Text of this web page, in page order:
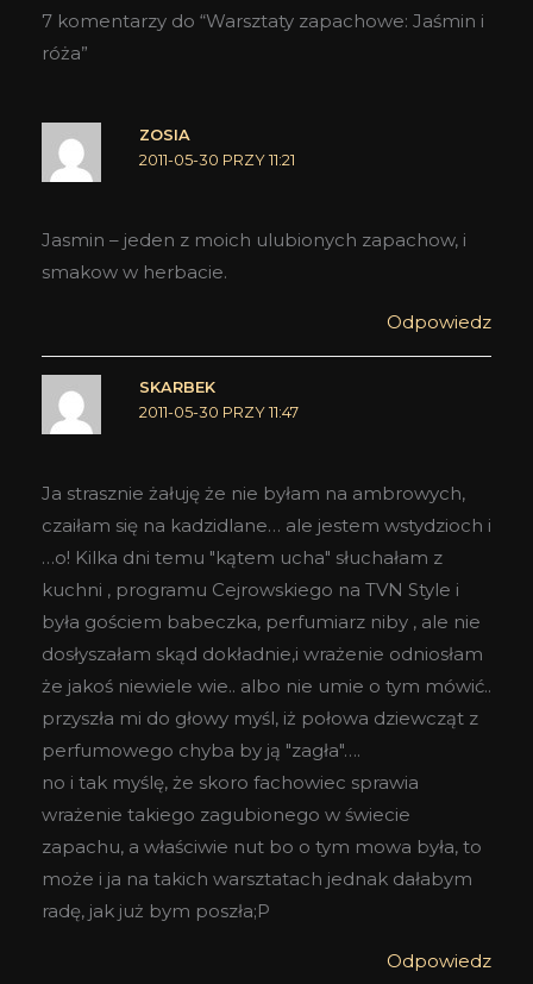
7 komentarzy do “Warsztaty zapachowe: Jaśmin i
róża”
ZOSIA
2011-05-30 PRZY 11:21
Jasmin – jeden z moich ulubionych zapachow, i
smakow w herbacie.
Odpowiedz
SKARBEK
2011-05-30 PRZY 11:47
Ja strasznie żałuję że nie byłam na ambrowych,
czaiłam się na kadzidlane… ale jestem wstydzioch i
…o! Kilka dni temu "kątem ucha" słuchałam z
kuchni , programu Cejrowskiego na TVN Style i
była gościem babeczka, perfumiarz niby , ale nie
dosłyszałam skąd dokładnie,i wrażenie odniosłam
że jakoś niewiele wie.. albo nie umie o tym mówić..
przyszła mi do głowy myśl, iż połowa dziewcząt z
perfumowego chyba by ją "zagła"….
no i tak myślę, że skoro fachowiec sprawia
wrażenie takiego zagubionego w świecie
zapachu, a właściwie nut bo o tym mowa była, to
może i ja na takich warsztatach jednak dałabym
radę, jak już bym poszła;P
Odpowiedz